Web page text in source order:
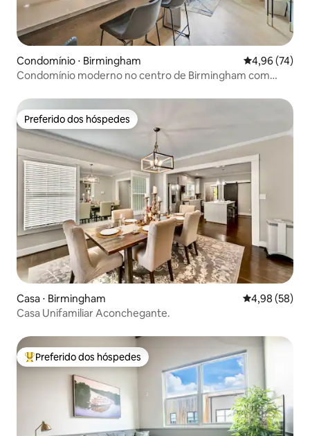
Condomínio ⋅ Birmingham 4,96 de uma
4,96 (74)
Condomínio moderno no centro de Birmingham com
Preferido dos hóspedes
Preferido dos hóspedes
Casa ⋅ Birmingham 4,98 de uma
4,98 (58)
Casa Unifamiliar Aconchegante.
Entre os melhores preferidos dos hóspedes
Preferido dos hóspedes